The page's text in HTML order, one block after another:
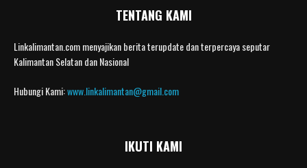
TENTANG KAMI
Linkalimantan.com menyajikan berita terupdate dan terpercaya seputar
Kalimantan Selatan dan Nasional
Hubungi Kami:www.linkalimantan@gmail.com
IKUTI KAMI